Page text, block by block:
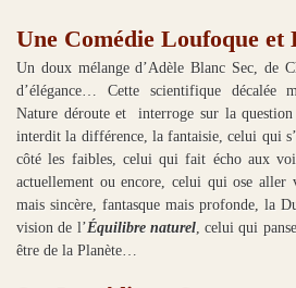
Une Comédie Loufoque et
Un doux mélange d’Adèle Blanc Sec, de
d’élégance… Cette scientifique décalée
Nature déroute et interroge sur la question
interdit la différence, la fantaisie, celui qui
côté les faibles, celui qui fait écho aux
actuellement ou encore, celui qui ose
mais sincère, fantasque mais profonde, la
vision de l’Équilibre naturel, celui qui
être de la Planète…